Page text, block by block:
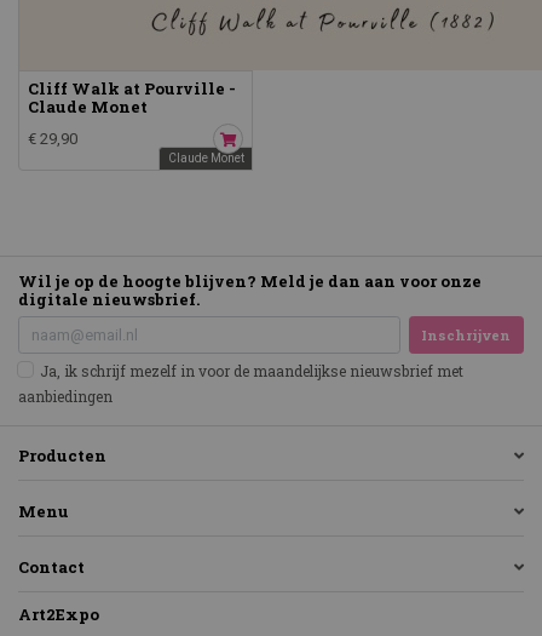
Claude Monet
Cliff Walk at Pourville -
Claude Monet
€ 29,90
Wil je op de hoogte blijven? Meld je dan aan voor onze
digitale nieuwsbrief.
Inschrijven
Ja, ik schrijf mezelf in voor de maandelijkse nieuwsbrief met
aanbiedingen
Producten
Menu
Contact
Art2Expo